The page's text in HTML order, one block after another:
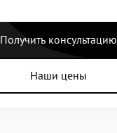
Получить консультацию
Наши цены